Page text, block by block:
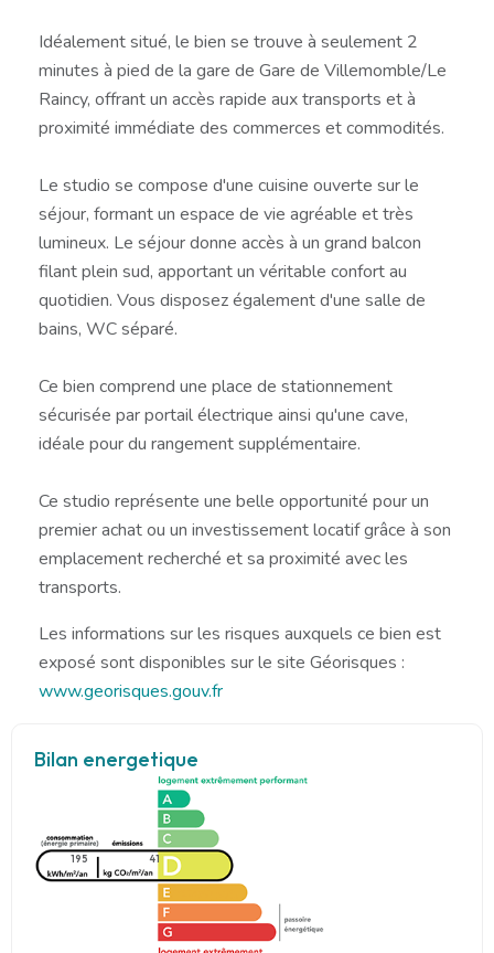
Idéalement situé, le bien se trouve à seulement 2
minutes à pied de la gare de Gare de Villemomble/Le
Raincy, offrant un accès rapide aux transports et à
proximité immédiate des commerces et commodités.
Le studio se compose d'une cuisine ouverte sur le
séjour, formant un espace de vie agréable et très
lumineux. Le séjour donne accès à un grand balcon
filant plein sud, apportant un véritable confort au
quotidien. Vous disposez également d'une salle de
bains, WC séparé.
Ce bien comprend une place de stationnement
sécurisée par portail électrique ainsi qu'une cave,
idéale pour du rangement supplémentaire.
Ce studio représente une belle opportunité pour un
premier achat ou un investissement locatif grâce à son
emplacement recherché et sa proximité avec les
transports.
Les informations sur les risques auxquels ce bien est
exposé sont disponibles sur le site Géorisques :
www.georisques.gouv.fr
Bilan energetique
195 41